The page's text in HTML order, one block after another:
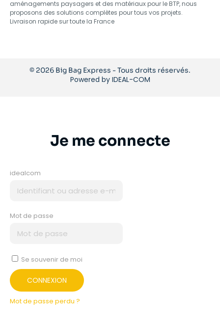
aménagements paysagers et des matériaux pour le BTP, nous
proposons des solutions complètes pour tous vos projets.
Livraison rapide sur toute la France
© 2026 Big Bag Express - Tous droits réservés.
Powered by IDEAL-COM
Je me connecte
idealcom
Mot de passe
Se souvenir de moi
CONNEXION
Mot de passe perdu ?